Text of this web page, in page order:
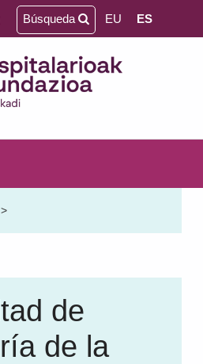
SALUD MENTAL | DISCAPACIDAD INTELECTUAL | NEURORREHABILITACIÓN Y DAÑO CEREBRAL | PERSONA MAYOR
Búsqueda EU ES
de
de la